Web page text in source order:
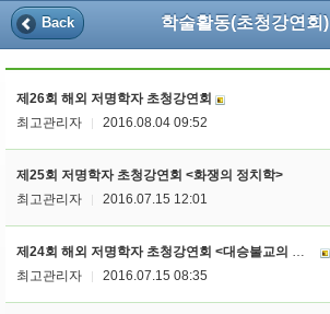
Back 학술활동(초청강연회)
제26회 해외 저명학자 초청강연회
최고관리자
2016.08.04 09:52
제25회 저명학자 초청강연회 <화쟁의 정치학>
최고관리자
2016.07.15 12:01
제24회 해외 저명학자 초청강연회 <대승불교의 중관사상>
최고관리자
2016.07.15 08:35